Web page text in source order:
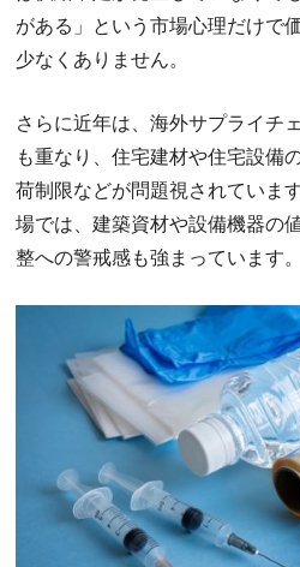
がある」という市場心理だけで
少なくありません。
さらに近年は、海外サプライチ
も重なり、住宅建材や住宅設備
荷制限などが問題視されていま
場では、建築資材や設備機器の
整への警戒感も強まっています。